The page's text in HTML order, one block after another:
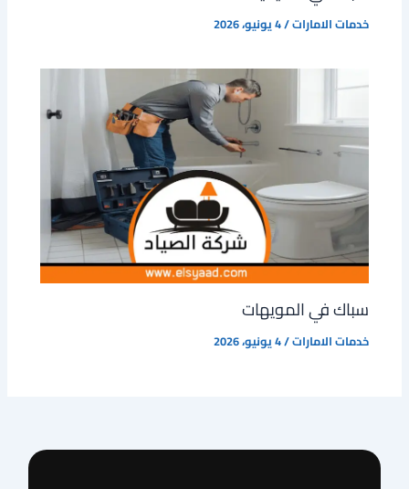
خدمات الامارات/4 يونيو، 2026
سباك في المويهات
خدمات الامارات/4 يونيو، 2026